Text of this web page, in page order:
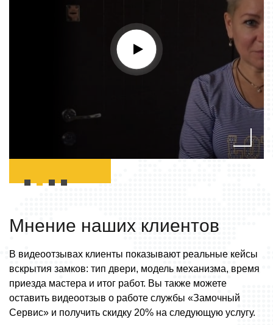
Мнение наших клиентов
В видеоотзывах клиенты показывают реальные кейсы
вскрытия замков: тип двери, модель механизма, время
приезда мастера и итог работ. Вы также можете
оставить видеоотзыв о работе службы «Замочный
Сервис» и получить скидку 20% на следующую услугу.